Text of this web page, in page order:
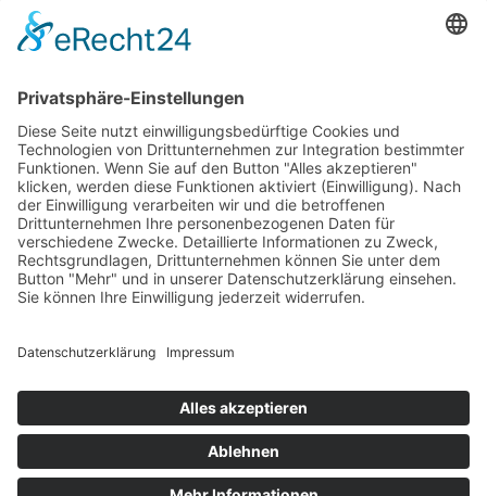
LEISTUNGEN
Transformation
Leadership
Talent Management
Trainings & Workshops
Business Coaching
Kulturrat – alternative Mitbestimmung
SOCIAL MEDIA
IPA News